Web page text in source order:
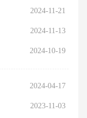
2024-11-21
2024-11-13
2024-10-19
2024-04-17
2023-11-03